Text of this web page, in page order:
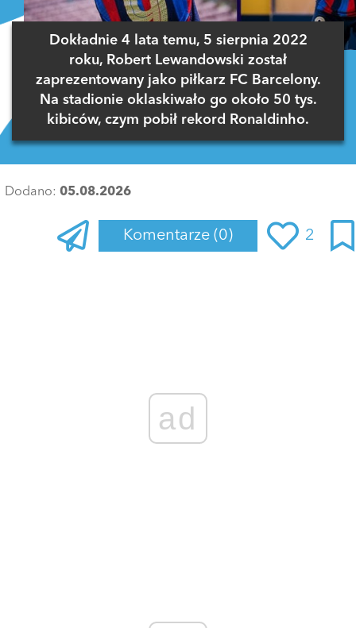
Dokładnie 4 lata temu, 5 sierpnia 2022
roku, Robert Lewandowski został
zaprezentowany jako piłkarz FC Barcelony.
Na stadionie oklaskiwało go około 50 tys.
kibiców, czym pobił rekord Ronaldinho.
Dodano: 05.08.2026
Komentarze (0) 2
ad